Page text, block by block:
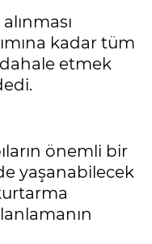
kadar tüm
etmek
önemli bir
yaşanabilecek